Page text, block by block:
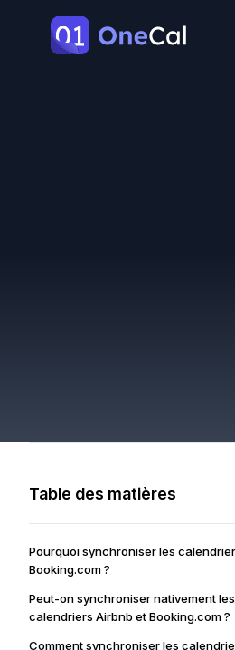
OneCal
Table des matières
Pourquoi synchroniser les
Booking.com ?
Peut-on synchroniser nativement les
calendriers Airbnb et Booking.com ?
Comment synchroniser les